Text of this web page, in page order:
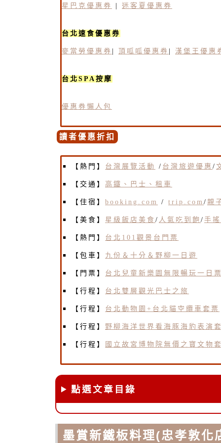
星巴克優惠券 | 迷客夏優惠券
台北速食優惠券
麥當勞優惠券 | 頂呱呱優惠券 | 漢堡王優惠
台北SPA按摩
優惠券懶人包
讀者優惠折扣
【熱門】 台灣展覽活動 / 台灣旅遊優惠 /
【交通】 高鐵、巴士、租車
【住宿】 booking.com / trip.com / 親
【美食】 星級飯店美食 / 人氣吃到飽 / 手
【熱門】 台北101觀景台門票
【包車】 九份＆十分＆野柳一日遊
【門票】 台北兒童新樂園無限暢玩一日票
【行程】 台北雙層觀光巴士之旅
【行程】 台北動物園+台北貓空纜車套票
【行程】 野柳海洋世界看海豚海豹表演
【行程】 國立故宮博物院無價之寶文物
點選文章目錄
墨賞新鐵板料理(忠孝敦化